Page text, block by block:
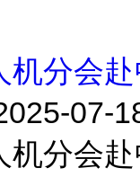
分会
07-
分会